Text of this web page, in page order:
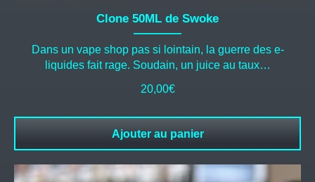
Clone 50ML de Swoke
Dans un vape shop pas si lointain, la guerre des e-
liquides fait rage. Soudain, un juice au taux…
20,00€
Ajouter au panier